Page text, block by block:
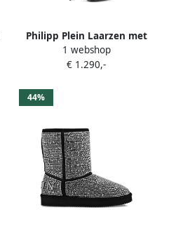
Philipp Plein Laarzen met
krokodillenprint en logo
Zwart
1 webshop
€ 1.290,-
44%